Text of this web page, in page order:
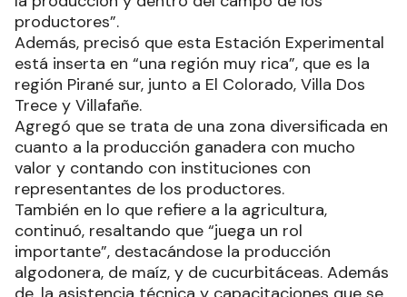
productores”.
Además, precisó que esta Estación Experimental
está inserta en “una región muy rica”, que es la
región Pirané sur, junto a El Colorado, Villa Dos
Trece y Villafañe.
Agregó que se trata de una zona diversificada en
cuanto a la producción ganadera con mucho
valor y contando con instituciones con
representantes de los productores.
También en lo que refiere a la agricultura,
continuó, resaltando que “juega un rol
importante”, destacándose la producción
algodonera, de maíz, y de cucurbitáceas. Además